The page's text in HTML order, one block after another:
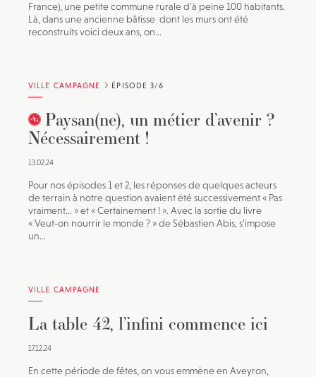
France), une petite commune rurale d'à peine 100 habitants.
Là, dans une ancienne bâtisse dont les murs ont été
reconstruits voici deux ans, on...
VILLE CAMPAGNE ÉPISODE 3/6
Paysan(ne), un métier d’avenir ?
Nécessairement !
13.02.24
Pour nos épisodes 1 et 2, les réponses de quelques acteurs
de terrain à notre question avaient été successivement « Pas
vraiment… » et « Certainement ! ». Avec la sortie du livre
« Veut-on nourrir le monde ? » de Sébastien Abis, s’impose
un...
VILLE CAMPAGNE
La table 42, l’infini commence ici
17.12.24
En cette période de fêtes, on vous emmène en Aveyron,